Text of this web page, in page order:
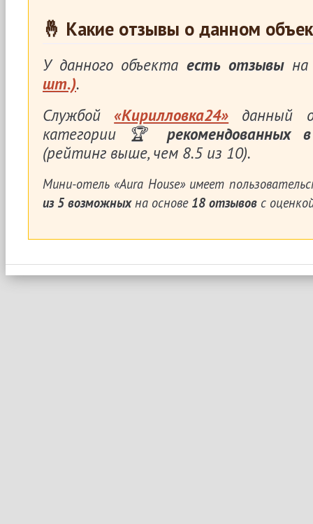
🤞 Какие отзывы о данном
У данного объекта есть отзывына
шт.).
Службой «Кирилловка24» данный
категории 🏆 рекомендованных
(рейтинг выше, чем 8.5 из 10).
Мини-отель «Aura House»имеет
из5 возможныхна основе 18 отзывов с